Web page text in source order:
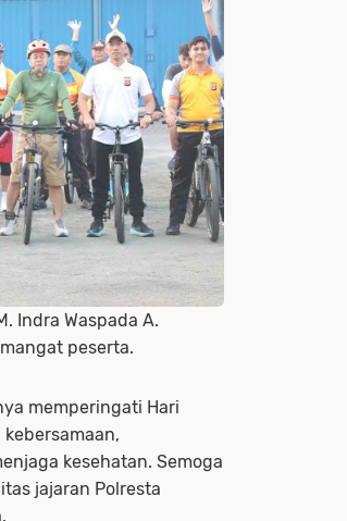
Indra Waspada A.
peserta.
memperingati Hari
kesehatan. Semoga
jajaran Polresta